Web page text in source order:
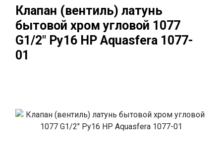
Клапан (вентиль) латунь
бытовой хром угловой 1077
G1/2" Ру16 НР Aquasfera 1077-
01